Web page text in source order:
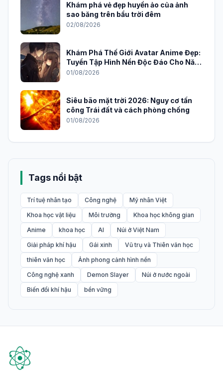
Khám phá vẻ đẹp huyền ảo của ảnh
sao băng trên bầu trời đêm
02/08/2026
Khám Phá Thế Giới Avatar Anime Đẹp:
Tuyển Tập Hình Nền Độc Đáo Cho Năm
2026
01/08/2026
Siêu bão mặt trời 2026: Nguy cơ tấn
công Trái đất và cách phòng chống
01/08/2026
Tags nổi bật
Trí tuệ nhân tạo Công nghệ
Mỹ nhân Việt
Khoa học vật liệu
Môi trường
Khoa học không gian
Anime
khoa học AI
Núi ở Việt Nam
Giải pháp khí hậu
Gái xinh
Vũ trụ và Thiên văn học
thiên văn học
Ảnh phong cảnh hình nền
Công nghệ xanh
Demon Slayer
Núi ở nước ngoài
Biến đổi khí hậu
bền vững